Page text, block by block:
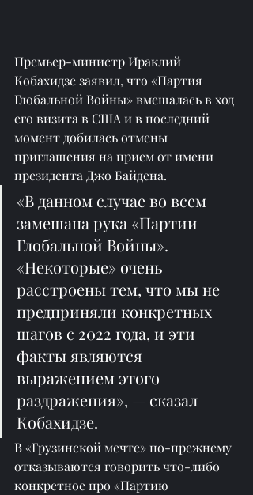
Премьер-министр Ираклий
Кобахидзе заявил, что «Партия
Глобальной Войны» вмешалась в ход
его визита в США и в последний
момент добилась отмены
приглашения на прием от имени
президента Джо Байдена.
«В данном случае во всем
замешана рука «Партии
Глобальной Войны».
«Некоторые» очень
расстроены тем, что мы не
предприняли конкретных
шагов с 2022 года, и эти
факты являются
выражением этого
раздражения», — сказал
Кобахидзе.
В «Грузинской мечте» по-прежнему
отказываются говорить что-либо
конкретное про «Партию